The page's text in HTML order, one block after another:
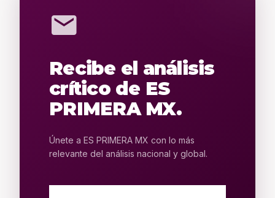
mail
Recibe el análisis
crítico de ES
PRIMERA MX.
Únete a ES PRIMERA MX con lo más
relevante del análisis nacional y global.